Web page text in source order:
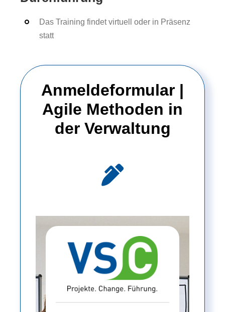
Das Training findet virtuell oder in Präsenz
statt
Anmeldeformular |
Agile Methoden in
der Verwaltung